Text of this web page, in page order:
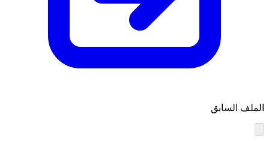
الملف السابق